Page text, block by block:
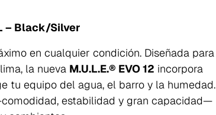
– Black/Silver
en cualquier condición. Diseñada para
la nueva M.U.L.E.® EVO 12 incorpora
tu equipo del agua, el barro y la humedad.
estabilidad y gran capacidad—